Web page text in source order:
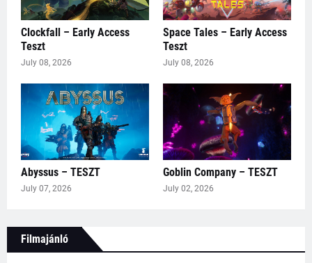
Clockfall – Early Access
Teszt
July 08, 2026
Space Tales – Early Access
Teszt
July 08, 2026
Abyssus – TESZT
July 07, 2026
Goblin Company – TESZT
July 02, 2026
Filmajánló